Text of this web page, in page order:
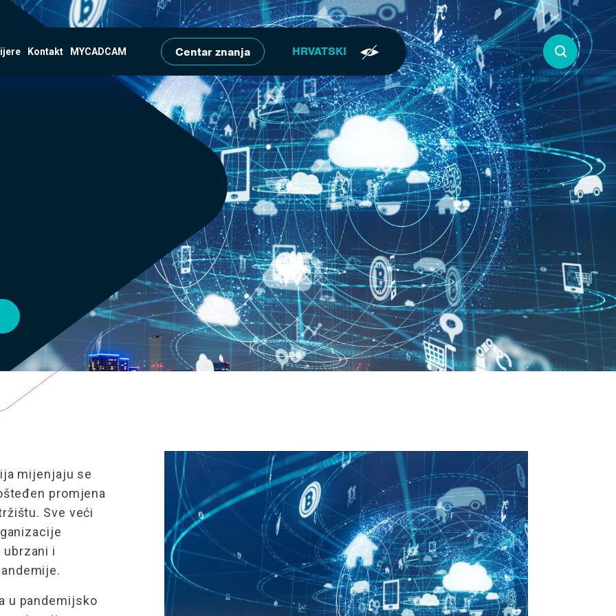
Skip to main content
Kontakt MYCADCAM Centar znanja
mijenjaju se
promjena
Sve veći
ubrzani i
u pandemijsko